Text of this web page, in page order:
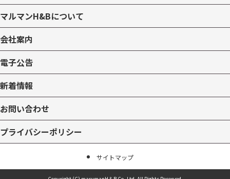
マルマンH&Bについて
会社案内
電子公告
新着情報
お問い合わせ
プライバシーポリシー
サイトマップ